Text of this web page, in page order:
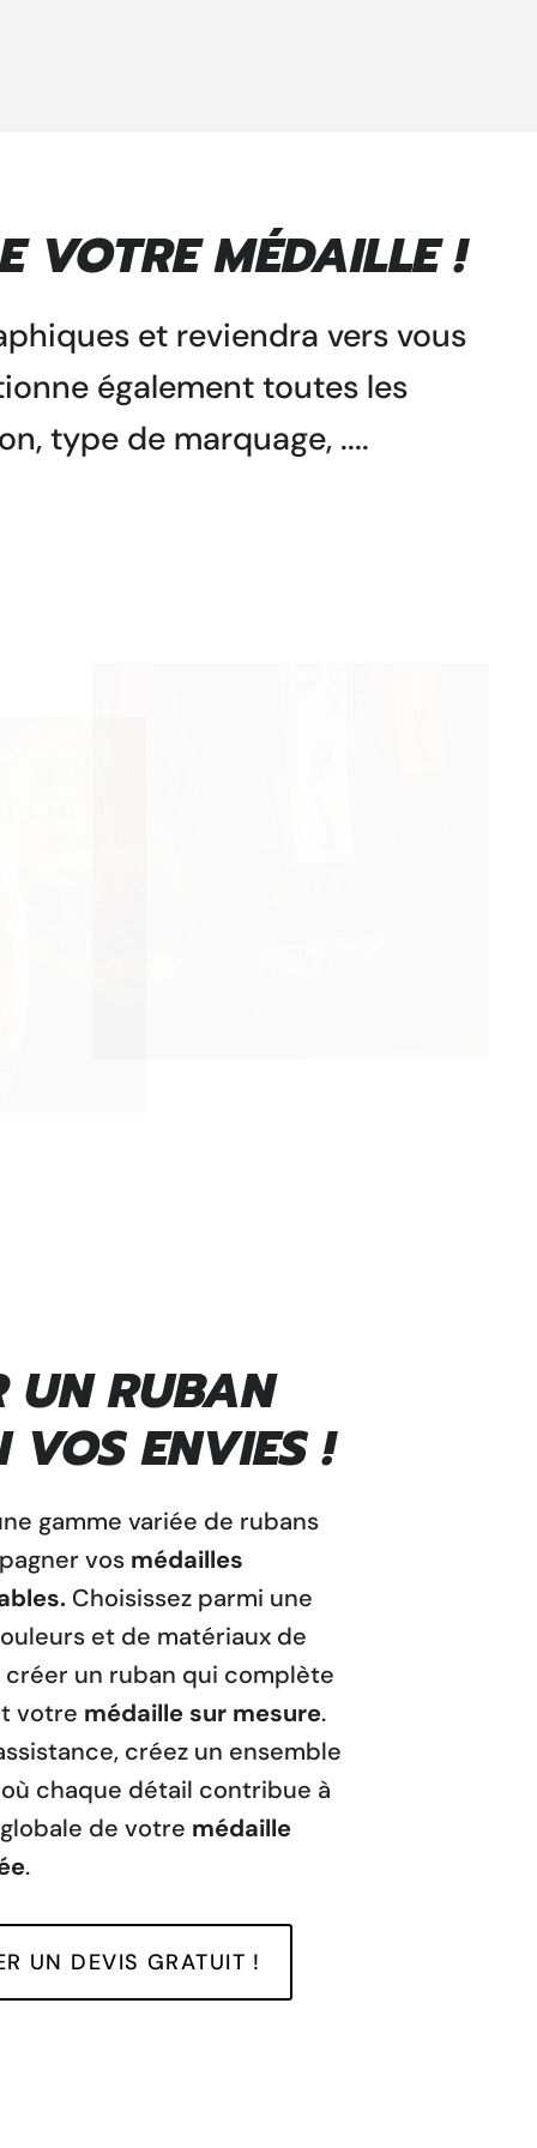
VOTRE MÉDAILLE !
et reviendra vers vous
également toutes les
type de marquage, ....
UN RUBAN
VOS ENVIES !
gamme variée de rubans
vos médailles
Choisissez parmi une
et de matériaux de
un ruban qui complète
votre médaille sur mesure.
créez un ensemble
chaque détail contribue à
de votre médaille
.
UN DEVIS GRATUIT !